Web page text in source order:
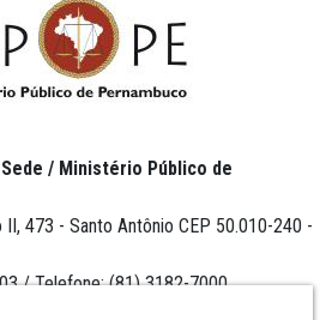
/ Ministério Público de
473 - Santo Antônio CEP 50.010-240 -
/ Telefone: (81) 3182-7000